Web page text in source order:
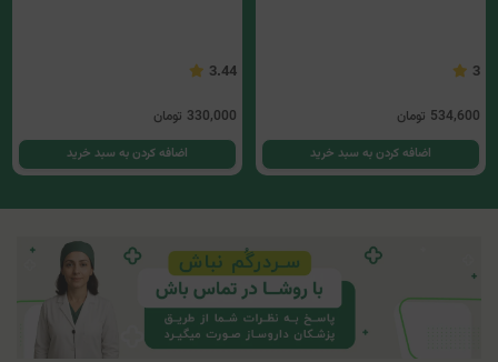
3
534,600 تومان
اضافه کردن به سبد خرید
3.44
330,000 تومان
اضافه کردن به سبد خرید